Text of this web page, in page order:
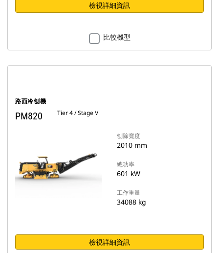
檢視詳細資訊
比較機型
路面冷刨機
PM820 Tier 4 / Stage V
刨除寬度
2010 mm
總功率
601 kW
工作重量
34088 kg
檢視詳細資訊